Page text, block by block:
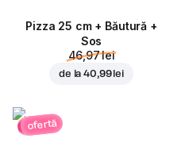
Pizza 25 cm + Băutură +
Sos
46,97 lei
de la40,99 lei
ofertă